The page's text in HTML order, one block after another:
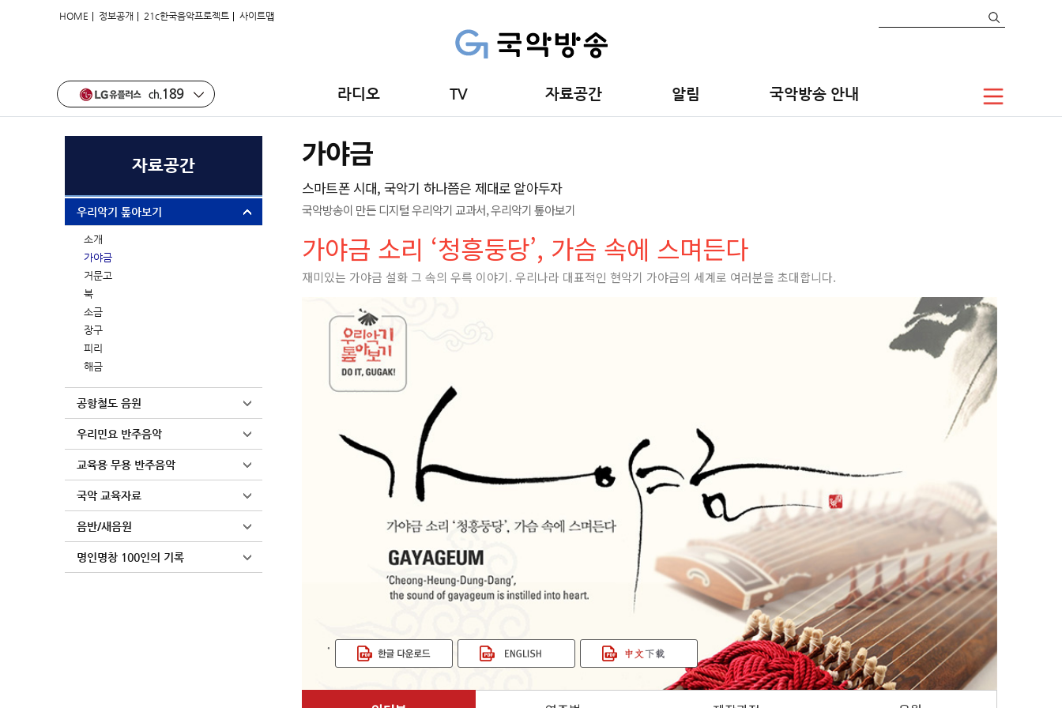
HOME | 정보공개 | 21c한국음악프로젝트 | 사이트맵
라디오 TV 자료공간 알림 국악방송 안내
자료공간
우리악기 톺아보기
소개
가야금
거문고
북
소금
장구
피리
해금
공항철도 음원
우리민요 반주음악
교육용 무용 반주음악
국악 교육자료
음반/새음원
명인명창 100인의 기록
가야금
스마트폰 시대, 국악기 하나쯤은 제대로 알아두자
국악방송이 만든 디지털 우리악기 교과서, 우리악기 톺아보기
가야금 소리 ‘청흥둥당’, 가슴 속에 스며든다
재미있는 가야금 설화 그 속의 우륵 이야기. 우리나라 대표적인 현악기 가야금의 세계로 여러분을 초대합니다.